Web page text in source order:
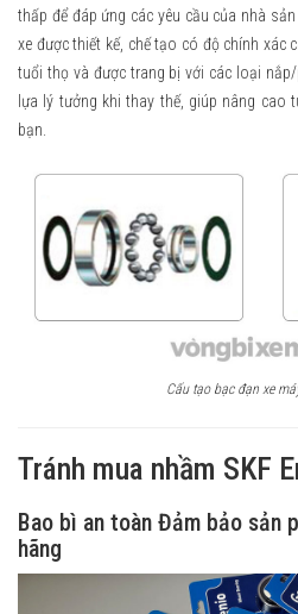
thấp để đáp ứng các yêu cầu của nhà
xe được thiết kế, chế tạo có độ chính xác
tuổi thọ và được trang bị với các loại
lựa lý tưởng khi thay thế, giúp nâng cao
bạn.
Cấu tạo bạc đạn xe
Tránh mua nhầm SKF
Bao bì an toàn Đảm bảo sản
hãng